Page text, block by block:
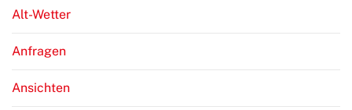
Alt-Wetter
Anfragen
Ansichten